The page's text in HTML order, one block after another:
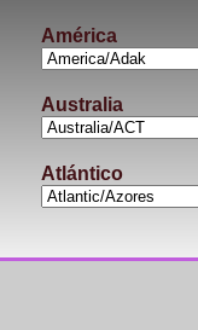
América
Australia
Atlántico